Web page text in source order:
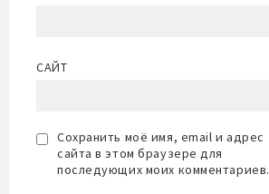
САЙТ
Сохранить моё имя, email и адрес
сайта в этом браузере для
последующих моих комментариев.